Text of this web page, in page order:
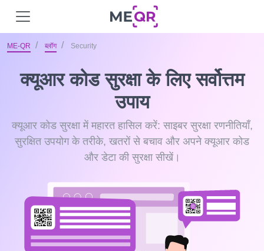
ME-QR ब्लॉग Security
क्यूआर कोड सुरक्षा के लिए सर्वोत्तम
उपाय
क्यूआर कोड सुरक्षा में महारत हासिल करें: साइबर सुरक्षा रणनीतियाँ,
सुरक्षित उपयोग के तरीके, खतरों से बचाव और अपने क्यूआर कोड
और डेटा की सुरक्षा सीखें।